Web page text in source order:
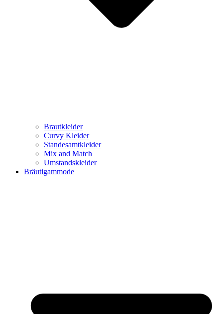
Brautkleider
Curvy Kleider
Standesamtkleider
Mix and Match
Umstandskleider
Bräutigammode